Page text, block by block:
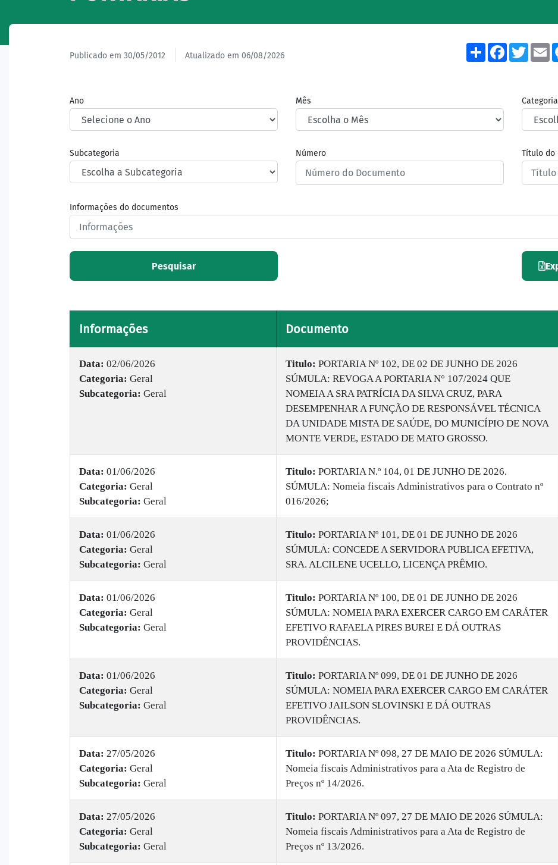
Publicado em 30/05/2012 Atualizado em 06/08/2026
ShareFacebook
Ano Mês Categoria
Subcategoria Número Título do
Informações do documentos
Pesquisar
Informações Documento
Data: 02/06/2026
Categoria: Geral
Subcategoria: Geral
Titulo: PORTARIA Nº 102, DE 02 DE JUNHO DE 2026
SÚMULA: REVOGA A PORTARIA N° 107/2024 QUE
NOMEIA A SRA PATRÍCIA DA SILVA CRUZ, PARA
DESEMPENHAR A FUNÇÃO DE RESPONSÁVEL TÉCNICA
DA UNIDADE MISTA DE SAÚDE, DO MUNICÍPIO DE NOVA
MONTE VERDE, ESTADO DE MATO GROSSO.
Data: 01/06/2026
Categoria: Geral
Subcategoria: Geral
Titulo: PORTARIA N.º 104, 01 DE JUNHO DE 2026.
SÚMULA: Nomeia fiscais Administrativos para o Contrato nº
016/2026;
Data: 01/06/2026
Categoria: Geral
Subcategoria: Geral
Titulo: PORTARIA Nº 101, DE 01 DE JUNHO DE 2026
SÚMULA: CONCEDE A SERVIDORA PUBLICA EFETIVA,
SRA. ALCILENE UCELLO, LICENÇA PRÊMIO.
Data: 01/06/2026
Categoria: Geral
Subcategoria: Geral
Titulo: PORTARIA Nº 100, DE 01 DE JUNHO DE 2026
SÚMULA: NOMEIA PARA EXERCER CARGO EM CARÁTER
EFETIVO RAFAELA PIRES BUREI E DÁ OUTRAS
PROVIDÊNCIAS.
Data: 01/06/2026
Categoria: Geral
Subcategoria: Geral
Titulo: PORTARIA Nº 099, DE 01 DE JUNHO DE 2026
SÚMULA: NOMEIA PARA EXERCER CARGO EM CARÁTER
EFETIVO JAILSON SLOVINSKI E DÁ OUTRAS
PROVIDÊNCIAS.
Data: 27/05/2026
Categoria: Geral
Subcategoria: Geral
Titulo: PORTARIA Nº 098, 27 DE MAIO DE 2026 SÚMULA:
Nomeia fiscais Administrativos para a Ata de Registro de
Preços nº 14/2026.
Data: 27/05/2026
Categoria: Geral
Subcategoria: Geral
Titulo: PORTARIA Nº 097, 27 DE MAIO DE 2026 SÚMULA:
Nomeia fiscais Administrativos para a Ata de Registro de
Preços nº 13/2026.